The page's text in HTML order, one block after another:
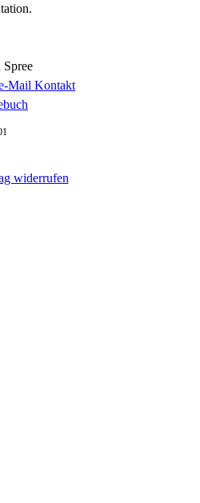
Spree
Mail KontaktOpens
widerrufen